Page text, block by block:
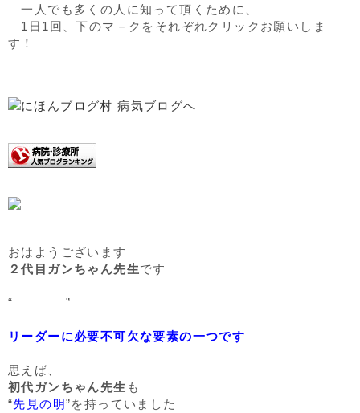
一人でも多くの人に知って頂くために、
1日1回、下のマ－クをそれぞれクリックお願いしま
す！
おはようございます
２代目ガンちゃん先生です
“ 先見の明”
リーダーに必要不可欠な要素の一つです
思えば、
初代ガンちゃん先生 も
“先見の明”を持っていました